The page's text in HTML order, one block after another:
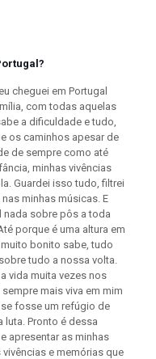
cheguei em Portugal
com todas aquelas
a dificuldade e tudo,
os caminhos apesar de
de sempre como até
minhas vivências
Guardei isso tudo, filtrei
minhas músicas. E
nada sobre pôs a toda
porque é uma altura em
bonito sabe, tudo
tudo a nossa volta.
vida muita vezes nos
sempre mais viva em mim
fosse um refúgio de
luta. Pronto é dessa
apresentar as minhas
e memórias que